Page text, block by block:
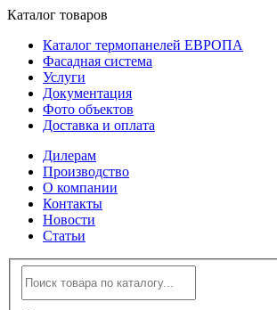
Каталог товаров
Каталог термопанелей ЕВРОПА
Фасадная система
Услуги
Документация
Фото объектов
Доставка и оплата
Дилерам
Производство
О компании
Контакты
Новости
Статьи